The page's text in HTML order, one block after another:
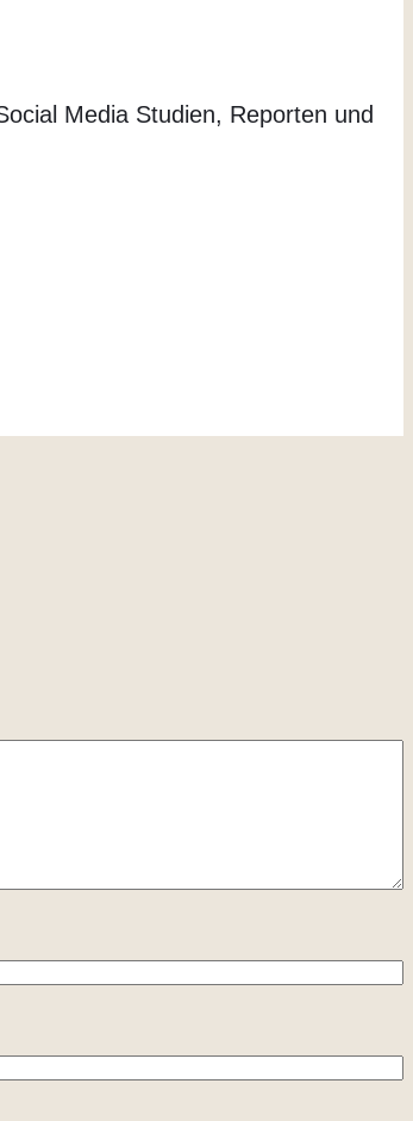
Media Studien, Reporten und